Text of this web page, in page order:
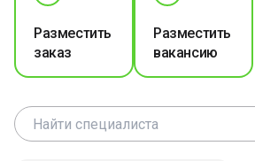
Разместить
заказ
Разместить
вакансию